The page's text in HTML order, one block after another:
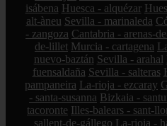
isábena Huesca - alquézar
alt-àneu Sevilla - marinaleda
- zangoza Cantabria - arenas-
de-lillet Murcia - cartagena
nuevo-baztán Sevilla - arahal
fuensaldaña Sevilla - salteras
pampaneira La-rioja - ezcaray
- santa-susanna Bizkaia -
tacoronte Illes-balears - sant-
sallent-de-gállego La-rioja -